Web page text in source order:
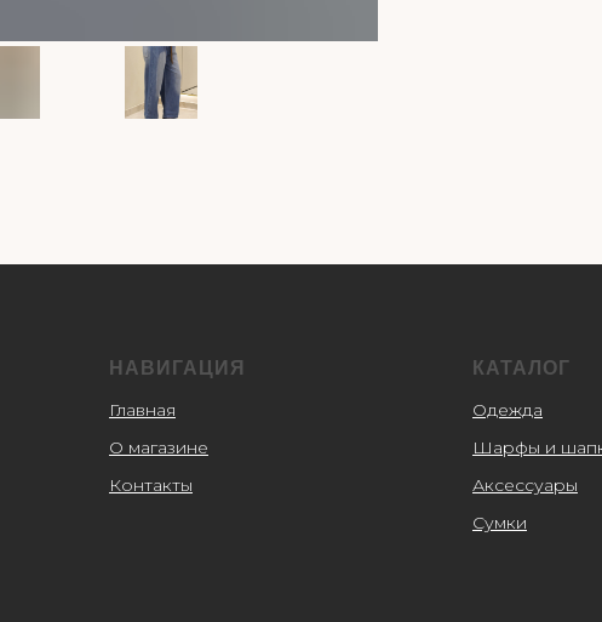
НАВИГАЦИЯ
Главная
О магазине
Контакты
КАТАЛОГ
Одежда
Шарфы и
Аксессуары
Сумки